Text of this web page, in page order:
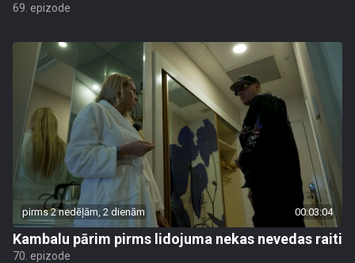
69. epizode
pirms 2 nedēļām, 2 dienām 00:03:04
Kambalu pārim pirms lidojuma nekas nevedas raiti
70. epizode